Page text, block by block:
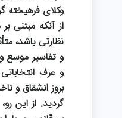
وکلای فرهیخته
از آنکه مبتنی
نظارتی باشد،
و تفاسیر موسع
و عرف
بروز انشقاق و
گردید. از این